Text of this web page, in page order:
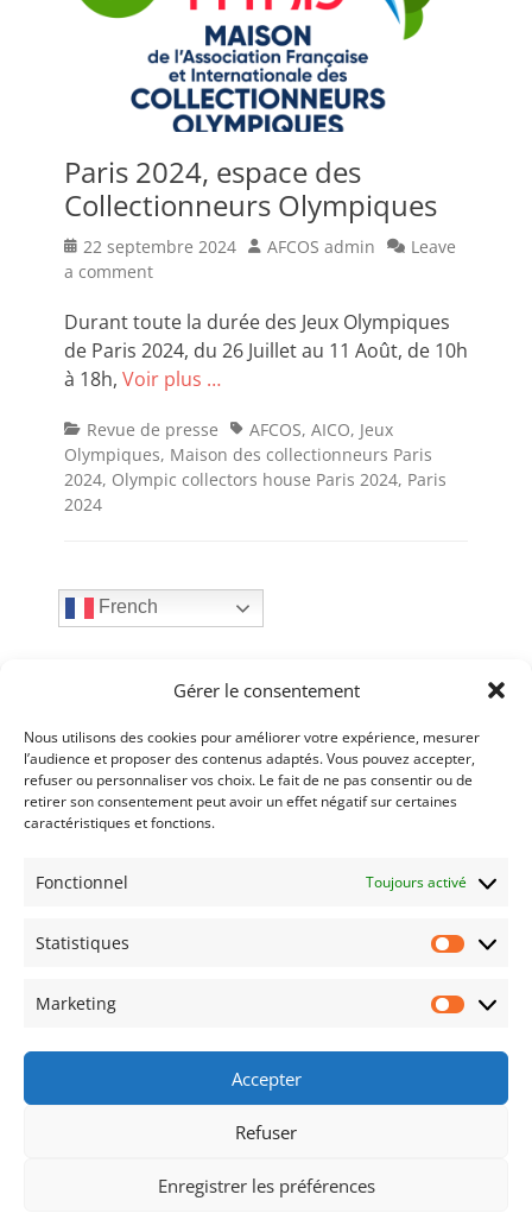
Gérer le consentement
Nous utilisons des cookies pour améliorer votre expérience, mesurer
l’audience et proposer des contenus adaptés. Vous pouvez accepter,
refuser ou personnaliser vos choix. Le fait de ne pas consentir ou de
retirer son consentement peut avoir un effet négatif sur certaines
caractéristiques et fonctions.
Fonctionnel Toujours activé
Statistiques
Marketing
Accepter
Refuser
Enregistrer les préférences
Paris 2024, espace des
Collectionneurs Olympiques
Posted
on
22 septembre 2024 Author
AFCOS admin
Leave
a comment
Durant toute la durée des Jeux Olympiques
de Paris 2024, du 26 Juillet au 11 Août, de 10h
à 18h, Voir plus …
Categories
Revue de presse TagsAFCOS, AICO, Jeux
Olympiques, Maison des collectionneurs Paris
2024, Olympic collectors house Paris 2024, Paris
2024
French
Articles récents
Esprit : Sports et Olympisme n°120 – 06-2026 7
juillet 2026
Esprit : Sports et Olympisme n°119 – 03-2026
Annulation : 2ème Salon de l’objet et du pin’s
Assemblée Générale AFCOS 2026
janvier 2026
© 2026 AFCOS – Association Française des